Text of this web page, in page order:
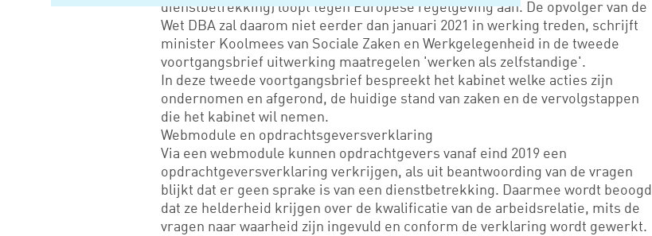
dienstbetrekking) loopt tegen Europese regelgeving aan. De opvolger van de
Wet DBA zal daarom niet eerder dan januari 2021 in werking treden, schrijft
minister Koolmees van Sociale Zaken en Werkgelegenheid in de tweede
voortgangsbrief uitwerking maatregelen 'werken als zelfstandige'.
In deze tweede voortgangsbrief bespreekt het kabinet welke acties zijn
ondernomen en afgerond, de huidige stand van zaken en de vervolgstappen
die het kabinet wil nemen.
Webmodule en opdrachtsgeversverklaring
Via een webmodule kunnen opdrachtgevers vanaf eind 2019 een
opdrachtgeversverklaring verkrijgen, als uit beantwoording van de vragen
blijkt dat er geen sprake is van een dienstbetrekking. Daarmee wordt beoogd
dat ze helderheid krijgen over de kwalificatie van de arbeidsrelatie, mits de
vragen naar waarheid zijn ingevuld en conform de verklaring wordt gewerkt.